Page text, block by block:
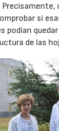
si
podían
de las